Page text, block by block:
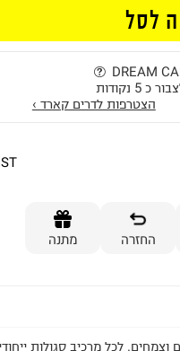
לסל
5 נקודות
הצטרפות לדרים קארד ›
החזרה מתנה
לכל מרכיב סגולות